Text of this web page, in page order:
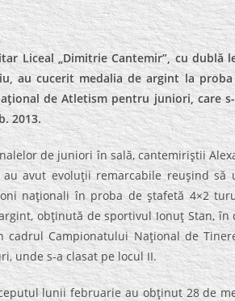
„Dimitrie Cantemir”, cu dublă
au cucerit medalia de argint la
de Atletism pentru juniori, care
2013.
de juniori în sală, cantemiriştii
avut evoluţii remarcabile reuşind să
naţionali în proba de ştafetă 4×2
obţinută de sportivul Ionuţ Stan, în
Campionatului Naţional de
unde s-a clasat pe locul II.
lunii februarie au obţinut 28 de